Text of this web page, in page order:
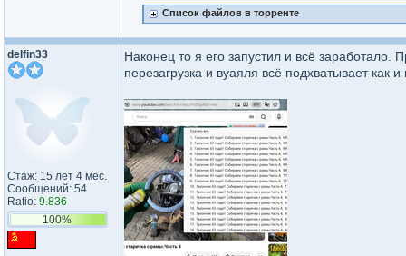
Список файлов в торренте
delfin33
Стаж: 15 лет 4 мес.
Сообщений: 54
Ratio: 9.836
100%
Наконец то я его запустил и всё заработало.
перезагрузка и вуаяля всё подхватывает как